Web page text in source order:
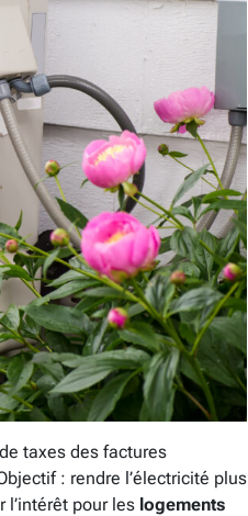
de taxes des factures
: rendre l’électricité plus
l’intérêt pour les logements